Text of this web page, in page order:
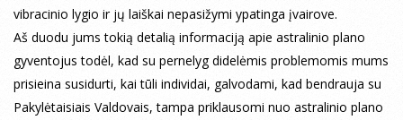
vibracinio lygio ir jų laiškai nepasižymi ypatinga įvairove.
Aš duodu jums tokią detalią informaciją apie astralinio plano
gyventojus todėl, kad su pernelyg didelėmis problemomis mums
prisieina susidurti, kai tūli individai, galvodami, kad bendrauja su
Pakylėtaisiais Valdovais, tampa priklausomi nuo astralinio plano